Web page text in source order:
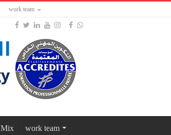
work team
Mix work team